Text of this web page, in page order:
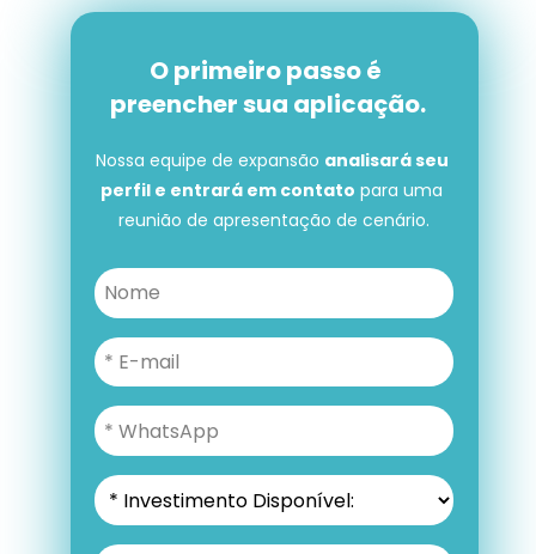
O primeiro passo é
preencher sua aplicação.
O primeiro passo é preencher
sua aplicação.
Nossa equipe de expansão analisará seu
perfil e entrará em contato para uma
reunião de apresentação de cenário.